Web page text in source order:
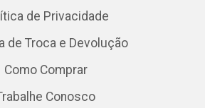
de Privacidade
de Troca e Devolução
Como Comprar
Conosco